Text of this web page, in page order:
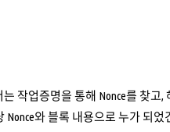
작업증명을 통해 Nonce를 찾고,
Nonce와 블록 내용으로 누가 되